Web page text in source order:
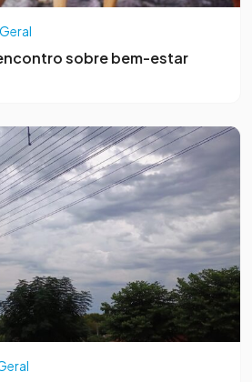
Geral
sobre bem-estar